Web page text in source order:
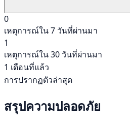
0
เหตุการณ์ใน 7 วันที่ผ่านมา
1
เหตุการณ์ใน 30 วันที่ผ่านมา
1 เดือนที่แล้ว
การปรากฏตัวล่าสุด
สรุปความปลอดภัย